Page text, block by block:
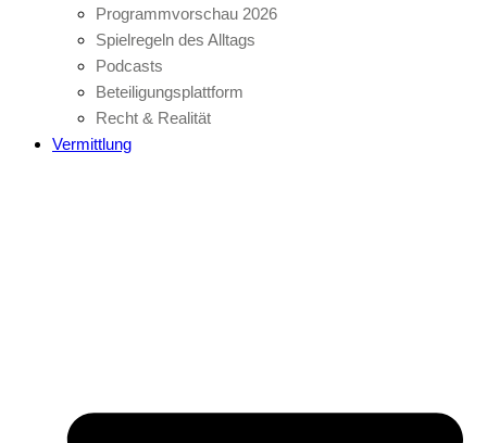
Programmvorschau 2026
Spielregeln des Alltags
Podcasts
Beteiligungsplattform
Recht & Realität
Vermittlung